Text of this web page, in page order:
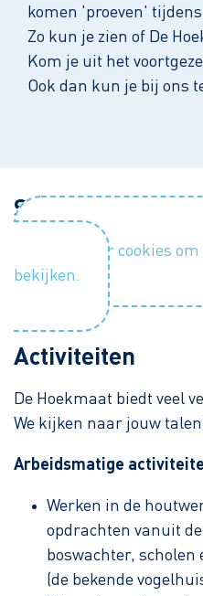
komen 'proeven'
Zo kun je zien of De
Kom je uit het
Ook dan kun je bij ons
Sfeerimpressie
Accepteer cookies
bekijken.
Activiteiten
De Hoekmaat biedt veel
We kijken naar jouw
Arbeidsmatige
Werken in de
opdrachten vanuit
boswachter,
(de bekende